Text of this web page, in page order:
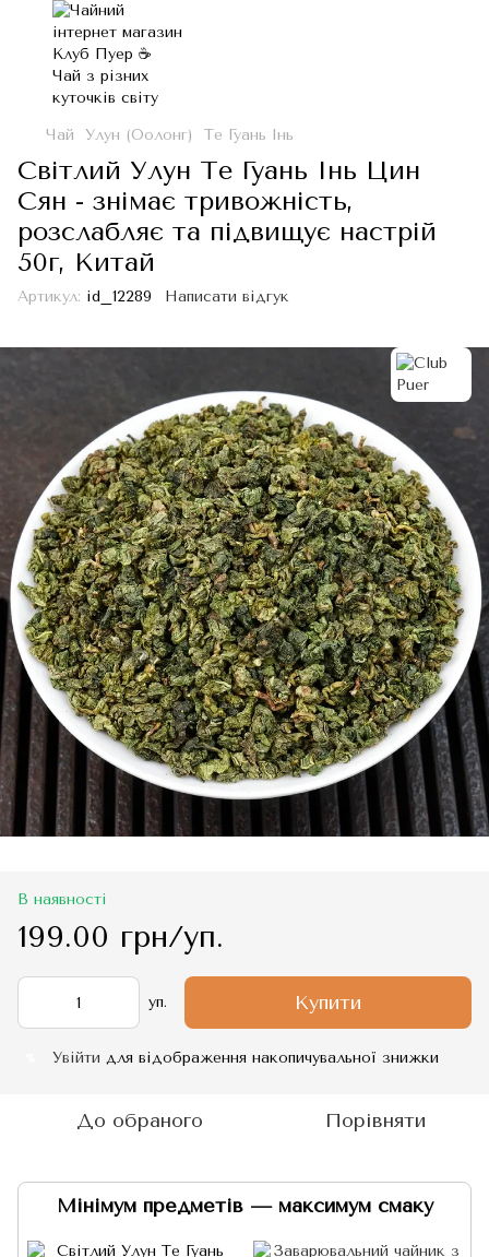
Чай Улун (Оолонг) Те Гуань Інь
Світлий Улун Те Гуань Інь Цин
Сян - знімає тривожність,
розслабляє та підвищує настрій
50г, Китай
Артикул: id_12289 Написати відгук
В наявності
199.00 грн/уп.
уп. Купити
Увійти для відображення накопичувальної знижки
До обраного Порівняти
Мінімум предметів — максимум смаку